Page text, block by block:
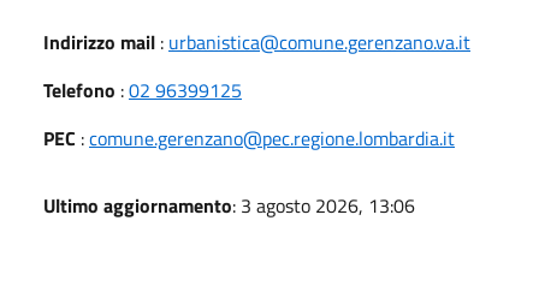
Indirizzo mail : urbanistica@comune.gerenzano.va.it
Telefono :02 96399125
PEC :comune.gerenzano@pec.regione.lombardia.it
Ultimo aggiornamento: 3 agosto 2026, 13:06